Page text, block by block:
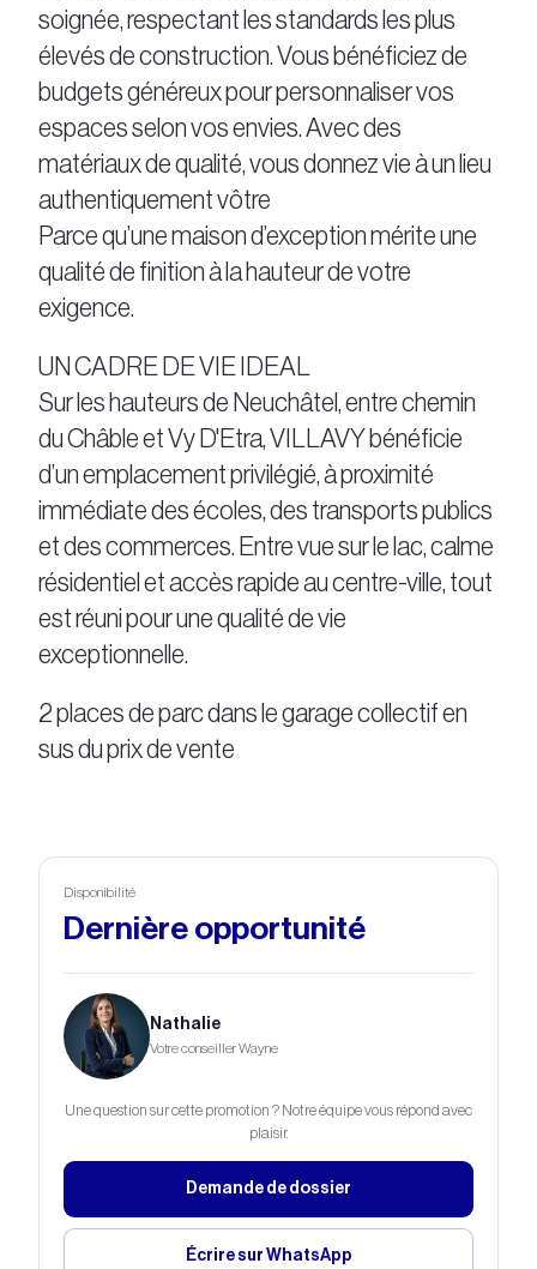
soignée, respectant les standards les plus
élevés de construction. Vous bénéficiez de
budgets généreux pour personnaliser vos
espaces selon vos envies. Avec des
matériaux de qualité, vous donnez vie à un lieu
authentiquement vôtre
Parce qu’une maison d’exception mérite une
qualité de finition à la hauteur de votre
exigence.
UN CADRE DE VIE IDEAL
Sur les hauteurs de Neuchâtel, entre chemin
du Châble et Vy D'Etra, VILLAVY bénéficie
d’un emplacement privilégié, à proximité
immédiate des écoles, des transports publics
et des commerces. Entre vue sur le lac, calme
résidentiel et accès rapide au centre-ville, tout
est réuni pour une qualité de vie
exceptionnelle.
2 places de parc dans le garage collectif en
sus du prix de vente
Disponibilité
Dernière opportunité
Nathalie
Votre conseiller Wayne
Une question sur cette promotion ? Notre équipe vous répond avec
plaisir.
Demande de dossier
Écrire sur WhatsApp